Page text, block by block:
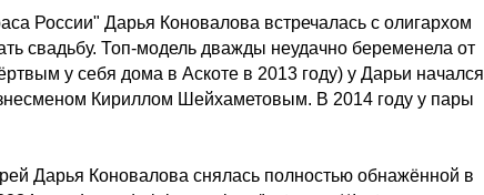
России" Дарья Коновалова встречалась с олигархом
свадьбу. Топ-модель дважды неудачно беременела от
у себя дома в Аскоте в 2013 году) у Дарьи начался
Кириллом Шейхаметовым. В 2014 году у пары
Дарья Коновалова снялась полностью обнажённой в